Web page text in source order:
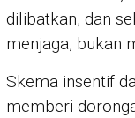
dilibatkan, dan
menjaga, bukan
Skema insentif
memberi